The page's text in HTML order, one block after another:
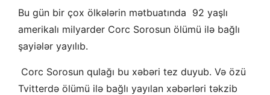
Bu gün bir çox ölkələrin mətbuatında 92 yaşlı
amerikalı milyarder Corc Sorosun ölümü ilə bağlı
şayiələr yayılıb.
Corc Sorosun qulağı bu xəbəri tez duyub. Və özü
Tvitterdə ölümü ilə bağlı yayılan xəbərləri təkzib